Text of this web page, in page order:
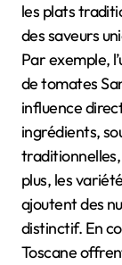
les plats
des saveurs
Par exemple,
de tomates
influence
ingrédients,
plus, les
ajoutent des
distinctif. En
Toscane